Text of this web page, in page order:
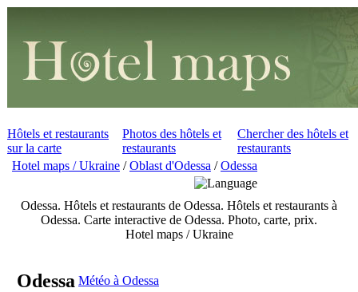
Hôtels et restaurants
sur la carte
Photos des hôtels et
restaurants
Chercher des hôtels et
restaurants
Hotel maps / Ukraine /Oblast d'Odessa /Odessa
Odessa. Hôtels et restaurants de Odessa. Hôtels et restaurants à
Odessa. Carte interactive de Odessa. Photo, carte, prix.
Hotel maps / Ukraine
Odessa Météo à Odessa